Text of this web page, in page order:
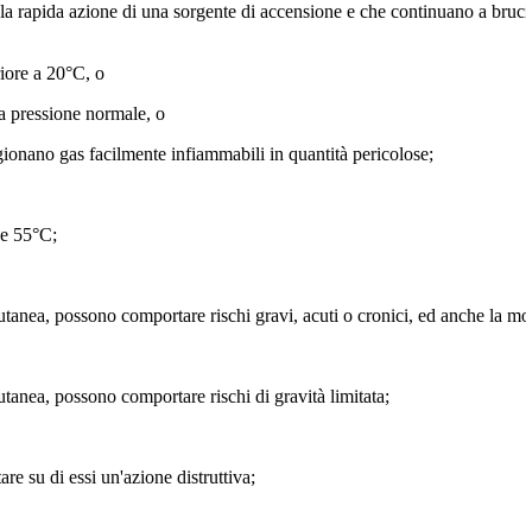
azione di una sorgente di accensione e che continuano a
a 20°C, o
pressione normale, o
gas facilmente infiammabili in quantità pericolose;
55°C;
possono comportare rischi gravi, acuti o cronici, ed anche la
possono comportare rischi di gravità limitata;
su di essi un'azione distruttiva;